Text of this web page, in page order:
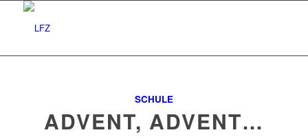
SCHULE
ADVENT, ADVENT…